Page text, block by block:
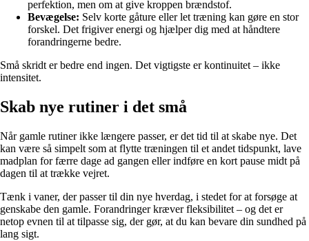
perfektion, men om at give kroppen brændstof.
Bevægelse: Selv korte gåture eller let træning kan gøre en stor
forskel. Det frigiver energi og hjælper dig med at håndtere
forandringerne bedre.
Små skridt er bedre end ingen. Det vigtigste er kontinuitet – ikke
intensitet.
Skab nye rutiner i det små
Når gamle rutiner ikke længere passer, er det tid til at skabe nye. Det
kan være så simpelt som at flytte træningen til et andet tidspunkt, lave
madplan for færre dage ad gangen eller indføre en kort pause midt på
dagen til at trække vejret.
Tænk i vaner, der passer til din nye hverdag, i stedet for at forsøge at
genskabe den gamle. Forandringer kræver fleksibilitet – og det er
netop evnen til at tilpasse sig, der gør, at du kan bevare din sundhed på
lang sigt.